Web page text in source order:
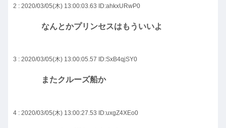
2 : 2020/03/05(木) 13:00:03.63 ID:ahkxURwP0
なんとかプリンセスはもういいよ
3 : 2020/03/05(木) 13:00:05.57 ID:SxB4qjSY0
またクルーズ船か
4 : 2020/03/05(木) 13:00:27.53 ID:uxgZ4XEo0